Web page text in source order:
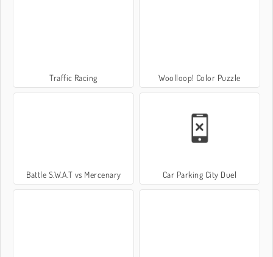
Traffic Racing Woolloop! Color Puzzle
Battle S.W.A.T vs Mercenary Car Parking City Duel